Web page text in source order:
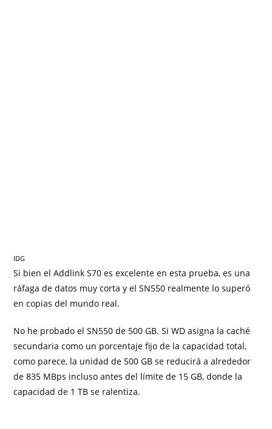
IDG
Si bien el Addlink S70 es excelente en esta prueba, es una
ráfaga de datos muy corta y el SN550 realmente lo superó
en copias del mundo real.
No he probado el SN550 de 500 GB. Si WD asigna la caché
secundaria como un porcentaje fijo de la capacidad total,
como parece, la unidad de 500 GB se reducirá a alrededor
de 835 MBps incluso antes del límite de 15 GB, donde la
capacidad de 1 TB se ralentiza.